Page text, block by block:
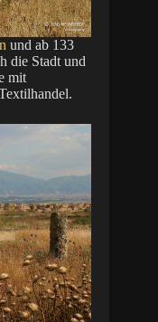
und ab 133
die Stadt und
mit